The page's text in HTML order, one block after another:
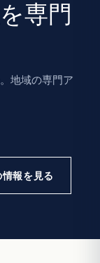
専門
地域の専門ア
報を見る